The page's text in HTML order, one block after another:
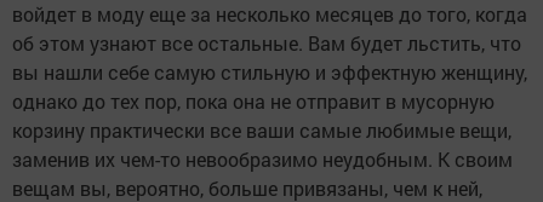
войдет в моду еще за несколько месяцев до того, когда
об этом узнают все остальные. Вам будет льстить, что
вы нашли себе самую стильную и эффектную женщину,
однако до тех пор, пока она не отправит в мусорную
корзину практически все ваши самые любимые вещи,
заменив их чем-то невообразимо неудобным. К своим
вещам вы, вероятно, больше привязаны, чем к ней,